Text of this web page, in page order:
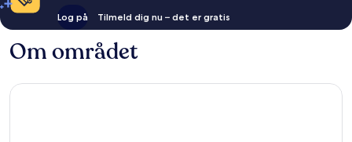
Log på Tilmeld dig nu – det er gratis
Om området